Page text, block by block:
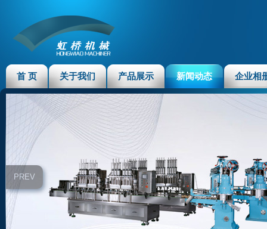
首 页 关于我们 产品展示 新闻动态 企业相
PREV